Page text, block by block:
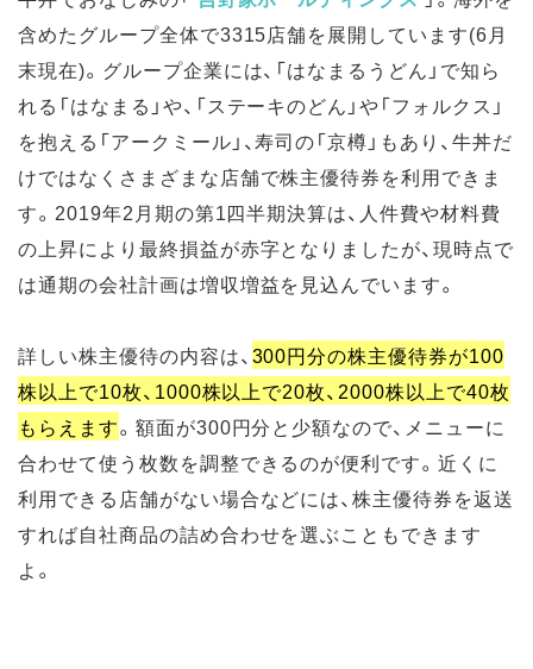
含めたグループ全体で3315店舗を展開しています(6月
末現在)。グループ企業には、「はなまるうどん」で知ら
れる「はなまる」や、「ステーキのどん」や「フォルクス」
を抱える「アークミール」、寿司の「京樽」もあり、牛丼だ
けではなくさまざまな店舗で株主優待券を利用できま
す。2019年2月期の第1四半期決算は、人件費や材料費
の上昇により最終損益が赤字となりましたが、現時点で
は通期の会社計画は増収増益を見込んでいます。
詳しい株主優待の内容は、300円分の株主優待券が100
株以上で10枚、1000株以上で20枚、2000株以上で40枚
もらえます。額面が300円分と少額なので、メニューに
合わせて使う枚数を調整できるのが便利です。近くに
利用できる店舗がない場合などには、株主優待券を返送
すれば自社商品の詰め合わせを選ぶこともできます
よ。